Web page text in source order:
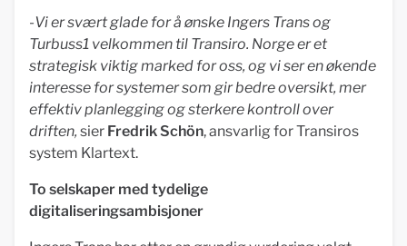
-Vi er svært glade for å ønske Ingers Trans og
Turbuss1 velkommen til Transiro. Norge er et
strategisk viktig marked for oss, og vi ser en økende
interesse for systemer som gir bedre oversikt, mer
effektiv planlegging og sterkere kontroll over
driften, sier Fredrik Schön, ansvarlig for Transiros
system Klartext.
To selskaper med tydelige
digitaliseringsambisjoner